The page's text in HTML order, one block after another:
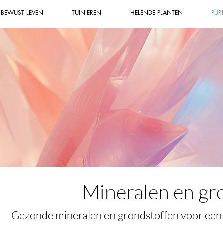
BEWUST LEVEN TUINIEREN HELENDE PLANTEN
Mineralen en
Gezonde mineralen en grondstoffen voor